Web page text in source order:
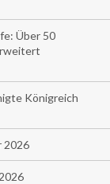
Über 50
Königreich
2026